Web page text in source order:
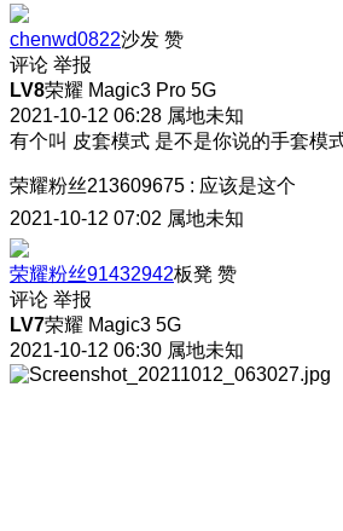
chenwd0822沙发 赞
评论 举报
LV8荣耀 Magic3 Pro 5G
2021-10-12 06:28 属地未知
有个叫 皮套模式 是不是你说的手套模式
荣耀粉丝213609675 : 应该是这个
2021-10-12 07:02 属地未知
荣耀粉丝91432942板凳 赞
评论 举报
LV7荣耀 Magic3 5G
2021-10-12 06:30 属地未知